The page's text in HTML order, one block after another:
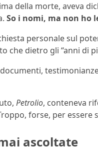
della morte, aveva
So i nomi, ma non ho
personale sul
che dietro gli “anni di
Petrolio, conteneva
forse, per essere
ascoltate